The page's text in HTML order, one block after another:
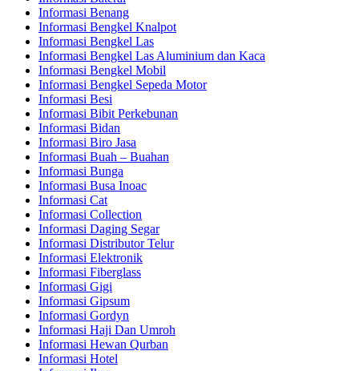
Informasi Benang
Informasi Bengkel Knalpot
Informasi Bengkel Las
Informasi Bengkel Las Aluminium dan Kaca
Informasi Bengkel Mobil
Informasi Bengkel Sepeda Motor
Informasi Besi
Informasi Bibit Perkebunan
Informasi Bidan
Informasi Biro Jasa
Informasi Buah – Buahan
Informasi Bunga
Informasi Busa Inoac
Informasi Cat
Informasi Collection
Informasi Daging Segar
Informasi Distributor Telur
Informasi Elektronik
Informasi Fiberglass
Informasi Gigi
Informasi Gipsum
Informasi Gordyn
Informasi Haji Dan Umroh
Informasi Hewan Qurban
Informasi Hotel